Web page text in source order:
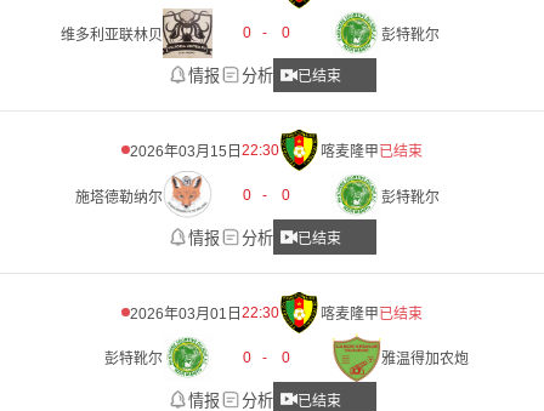
维多利亚联林贝 0 - 0 彭特靴尔
情报 分析 已结束
2026年03月15日 22:30 喀麦隆甲已结束
施塔德勒纳尔 0 - 0 彭特靴尔
情报 分析 已结束
2026年03月01日 22:30 喀麦隆甲已结束
彭特靴尔 0 - 0 雅温得加农炮
情报 分析 已结束